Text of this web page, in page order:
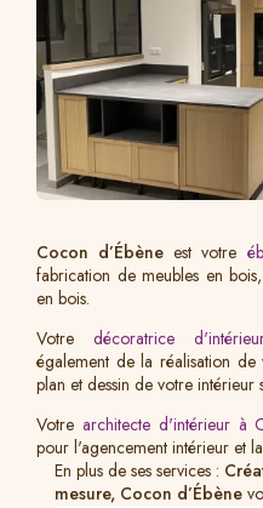
Cocon d’Ébèneest votre
fabrication de meubles en
en bois.
Votredécoratrice
également de la réalisation
plan et dessin de votre intérieur
Votre architecte d'intérieur à
pour l'agencement intérieur et
En plus de ses services :
mesure, Cocon d’Ébène